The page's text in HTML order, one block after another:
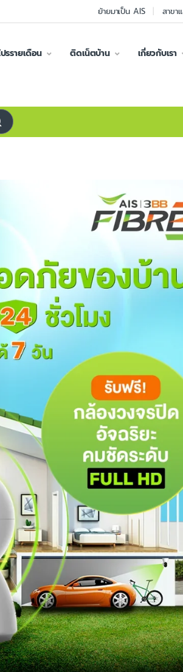
ย้ายมาเป็น AIS สาขา
รรายเดือน ติดเน็ตบ้าน เกี่ยวกับเรา